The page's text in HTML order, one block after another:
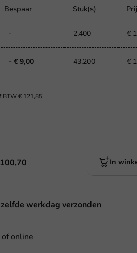
Bespaar Stuk(s)
- 2.400 €
- € 9,00 43.200 €
BTW€ 121,85
In
werkdag verzonden
online